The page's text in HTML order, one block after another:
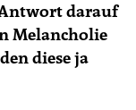
Antwort darauf
Melancholie
diese ja